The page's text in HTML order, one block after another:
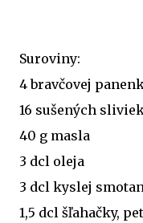
Suroviny:
4 bravčovej
16 sušených
40 g masla
3 dcl oleja
3 dcl kyslej
1,5 dcl šľahačky,